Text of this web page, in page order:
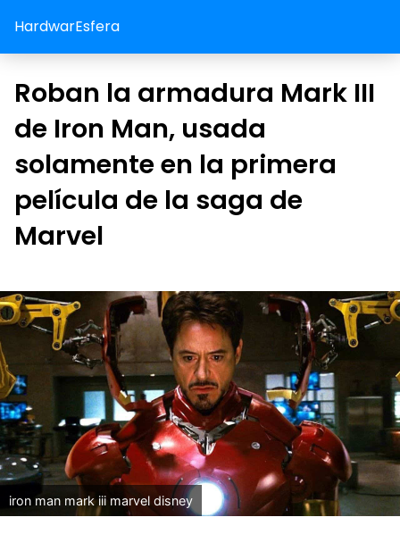
HardwarEsfera
Roban la armadura Mark III
de Iron Man, usada
solamente en la primera
película de la saga de
Marvel
iron man mark iii marvel disney